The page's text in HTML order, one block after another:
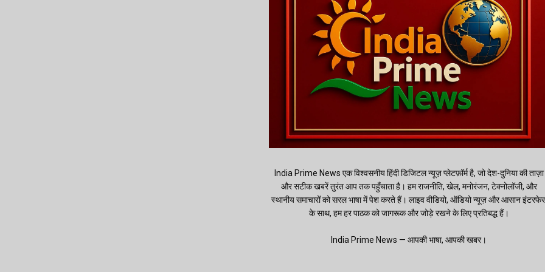
India Prime News एक विश्वसनीय हिंदी डिजिटल न्यूज़ प्लेटफ़ॉर्म है, जो देश-दुनिया की ताज़ा
और सटीक खबरें तुरंत आप तक पहुँचाता है। हम राजनीति, खेल, मनोरंजन, टेक्नोलॉजी, और
स्थानीय समाचारों को सरल भाषा में पेश करते हैं। लाइव वीडियो, ऑडियो न्यूज़ और आसान
के साथ, हम हर पाठक को जागरूक और जोड़े रखने के लिए प्रतिबद्ध हैं।
India Prime News — आपकी भाषा, आपकी खबर।